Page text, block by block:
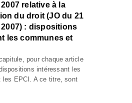
relative à la
du droit (JO du 21
: dispositions
les communes et
pour chaque article
intéressant les
les EPCI. A ce titre, sont